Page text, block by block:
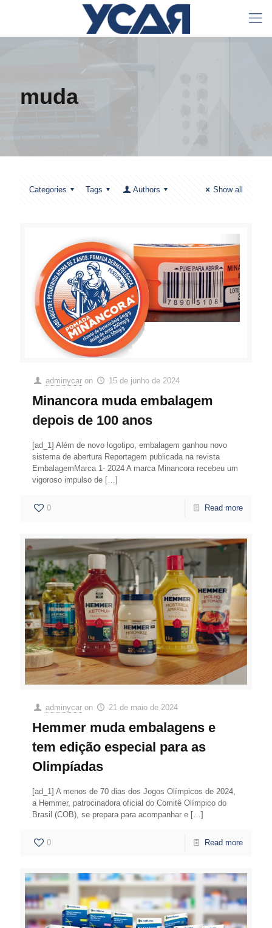
muda
Categories Tags Authors Show all
adminycar on 15 de junho de 2024
Minancora muda embalagem
depois de 100 anos
[ad_1] Além de novo logotipo, embalagem ganhou novo
sistema de abertura Reportagem publicada na revista
EmbalagemMarca 1- 2024 A marca Minancora recebeu um
vigoroso impulso de […]
0 Read more
adminycar on 21 de maio de 2024
Hemmer muda embalagens e
tem edição especial para as
Olimpíadas
[ad_1] A menos de 70 dias dos Jogos Olímpicos de 2024,
a Hemmer, patrocinadora oficial do Comitê Olímpico do
Brasil (COB), se prepara para acompanhar e […]
0 Read more